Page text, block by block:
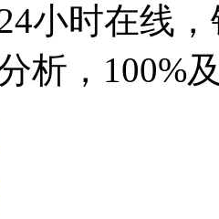
小时在线
析，100%